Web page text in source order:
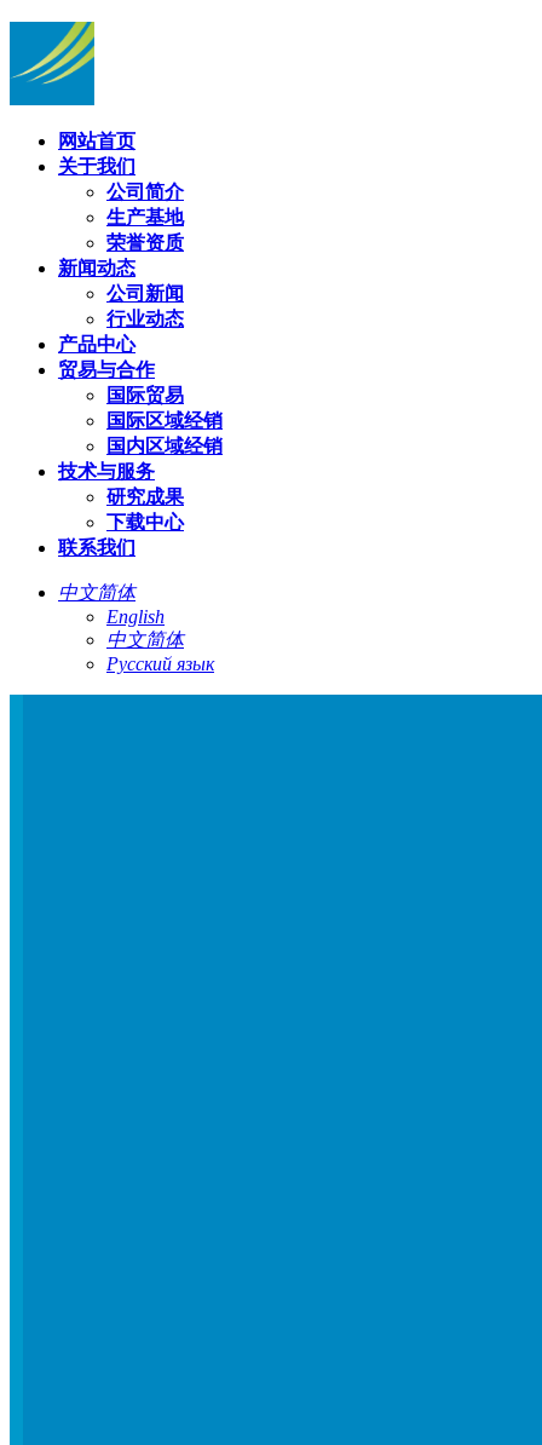
网站首页
关于我们
公司简介
生产基地
荣誉资质
新闻动态
公司新闻
行业动态
产品中心
贸易与合作
国际贸易
国际区域经销
国内区域经销
技术与服务
研究成果
下载中心
联系我们
中文简体
English
中文简体
Русский язык